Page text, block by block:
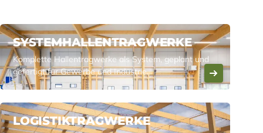
SYSTEMHALLENTRAGWERKE
Komplette Hallentragwerke als System, geplant und
gefertigt für Gewerbe und Industrie.
LOGISTIKTRAGWERKE